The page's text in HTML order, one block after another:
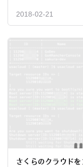
2018-02-21
さくらのクラウド